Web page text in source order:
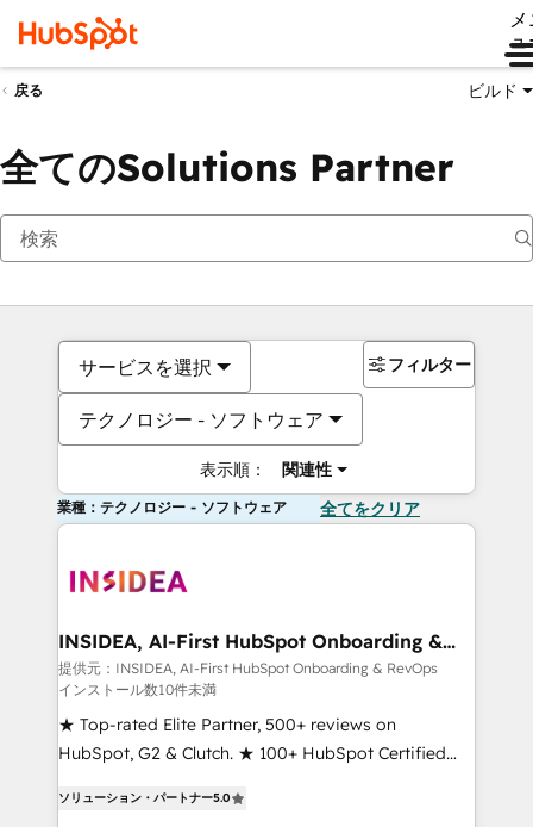
ュ
戻る ビルド
全てのSolutions Partner
サービスを選択
テクノロジー - ソフトウェア
表示順： 関連性
フィルター
業種：テクノロジー - ソフトウェア 全てをクリア
INSIDEA, AI-First HubSpot Onboarding &
RevOps
提供元：INSIDEA, AI-First HubSpot Onboarding & RevOps
インストール数10件未満
★ Top-rated Elite Partner, 500+ reviews on
HubSpot, G2 & Clutch. ★ 100+ HubSpot Certified
implementations across five continents ★ AI-First,
ソリューション・パートナー5.0